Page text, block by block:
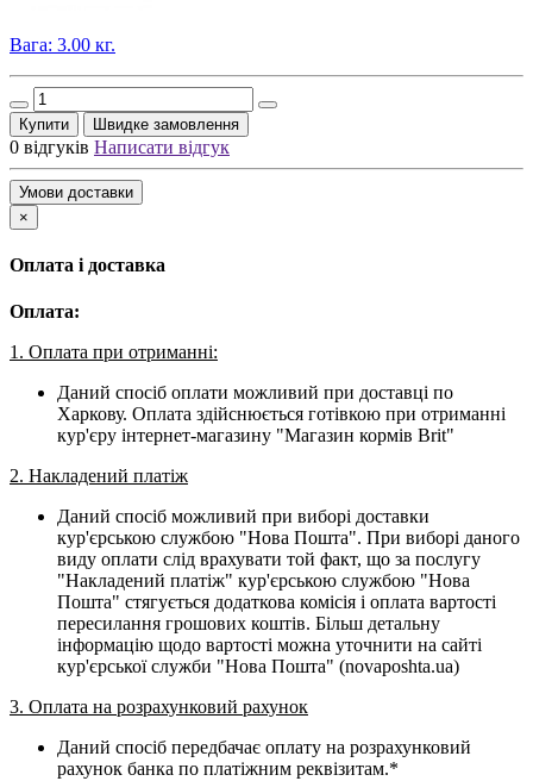
Вага: 3.00 кг.
Купити Швидке замовлення
0 відгуків Написати відгук
Умови доставки
×
Оплата і доставка
Оплата:
1. Оплата при отриманні:
Даний спосіб оплати можливий при доставці по
Харкову. Оплата здійснюється готівкою при отриманні
кур'єру інтернет-магазину "Магазин кормів Brit"
2. Накладений платіж
Даний спосіб можливий при виборі доставки
кур'єрською службою "Нова Пошта". При виборі даного
виду оплати слід врахувати той факт, що за послугу
"Накладений платіж" кур'єрською службою "Нова
Пошта" стягується додаткова комісія і оплата вартості
пересилання грошових коштів. Більш детальну
інформацію щодо вартості можна уточнити на сайті
кур'єрської служби "Нова Пошта" (novaposhta.ua)
3. Оплата на розрахунковий рахунок
Даний спосіб передбачає оплату на розрахунковий
рахунок банка по платіжним реквізитам.*